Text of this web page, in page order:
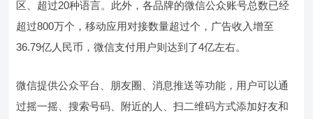
区、超过20种语言。此外，各品牌的微信公众账号总数已经
超过800万个，移动应用对接数量超过个，广告收入增至
36.79亿人民币，微信支付用户则达到了4亿左右。
微信提供公众平台、朋友圈、消息推送等功能，用户可以通
过摇一摇、搜索号码、附近的人、扫二维码方式添加好友和